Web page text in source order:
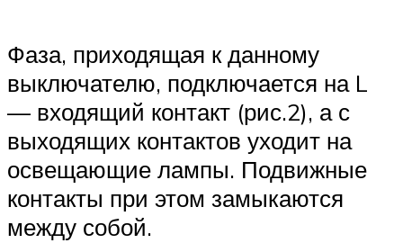
Фаза, приходящая к данному
выключателю, подключается на L
— входящий контакт (рис.2), а с
выходящих контактов уходит на
освещающие лампы. Подвижные
контакты при этом замыкаются
между собой.